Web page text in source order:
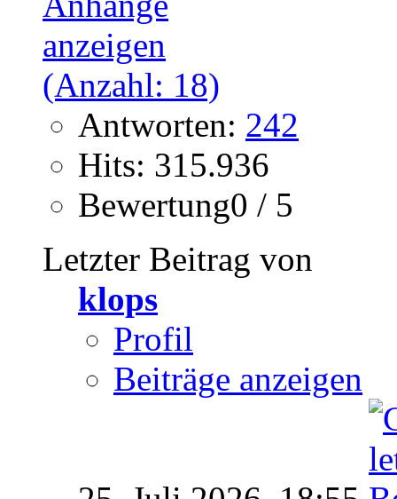
Antworten: 242
Hits: 315.936
Bewertung0 / 5
Letzter Beitrag von
klops
Profil
Beiträge anzeigen